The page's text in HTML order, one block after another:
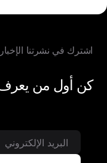
في نشرتنا الإخبارية
من يعرف أخبارنا